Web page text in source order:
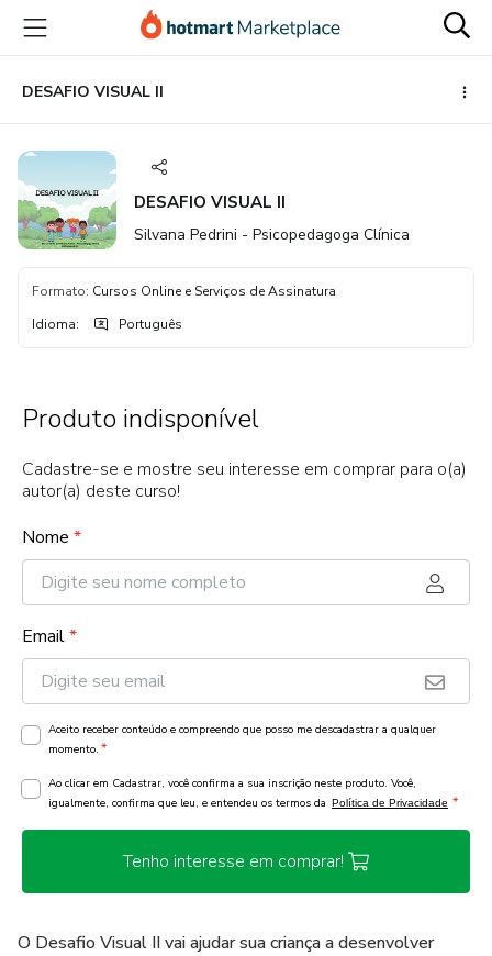
para
conteúdo
principal
para
pagamento
para
rodapé
DESAFIO VISUAL II
DESAFIO VISUAL II
Silvana Pedrini - Psicopedagoga Clínica
Formato: Cursos Online e Serviços de Assinatura
Idioma: Português
Produto indisponível
Cadastre-se e mostre seu interesse em comprar para o(a)
autor(a) deste curso!
Nome *
Email*
Aceito receber conteúdo e compreendo que posso me descadastrar a qualquer
momento. *
Ao clicar em Cadastrar, você confirma a sua inscrição neste produto. Você,
igualmente, confirma que leu, e entendeu os termos da Política de Privacidade *
Tenho interesse em comprar!
O Desafio Visual II vai ajudar sua criança a desenvolver